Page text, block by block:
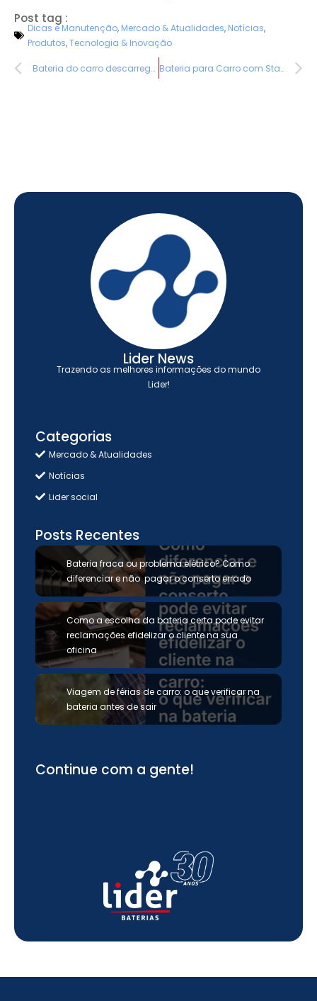
Post tag :
Dicas e Manutenção, Mercado & Atualidades, Notícias,
Produtos,Tecnologia & Inovação
Bateria do carro descarregou: o que fazer agora (passo a passo) Bateria para Carro com Start-Stop: Por que Não Pode Ser Qualquer Uma?
Lider News
Trazendo as melhores informações do mundo
Lider!
Categorias
Mercado & Atualidades
Notícias
Lider social
Posts Recentes
Bateria fraca ou problema elétrico? Como
diferenciar e não pagar o conserto errado
Como a escolha da bateria certa pode evitar
reclamações efidelizar o cliente na sua
oficina
Viagem de férias de carro: o que verificar na
bateria antes de sair
Continue com a gente!